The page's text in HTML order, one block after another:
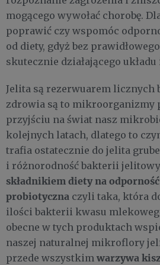
mogącego wywołać chorobę.
poprawić czy wspomóc
od diety, gdyż bez
skutecznie działającego
Jelita są rezerwuarem licznych
zdrowia są to mikroorganizmy
przyjściu na świat nasz
kolejnych latach, dlatego to
trafia ostatecznie do jelita
i różnorodność bakterii
składnikiem diety na
probiotyczna czyli taka, która
ilości bakterii kwasu
obecne w tych produktach
naszej naturalnej mikroflory
przede wszystkim warzywa